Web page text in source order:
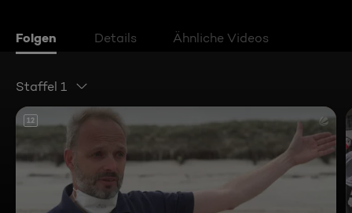
Folgen Details Ähnliche Videos
Staffel 1
12